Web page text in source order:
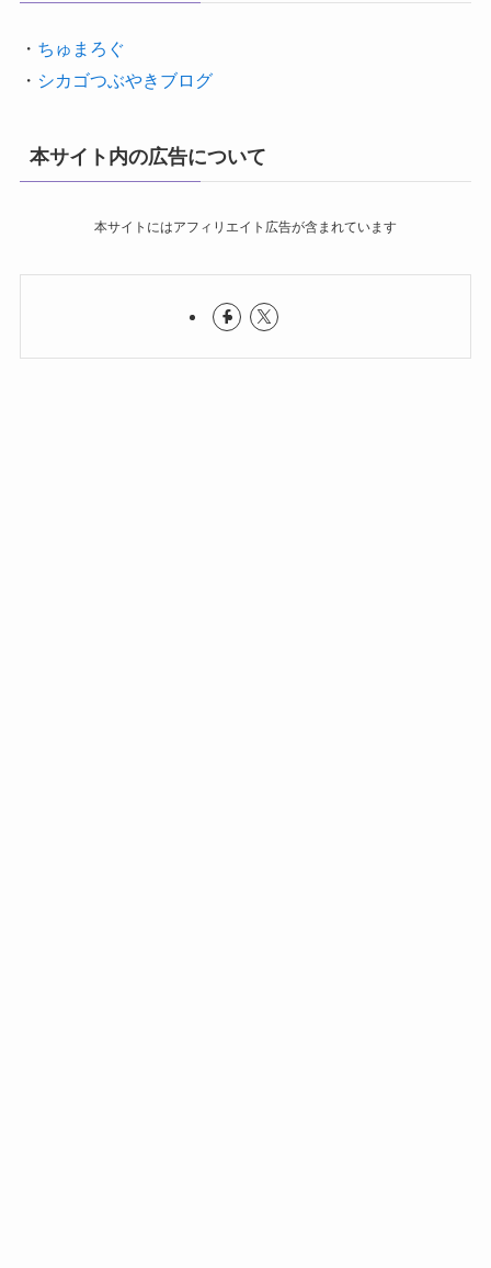
・ ちゅまろぐ
・ シカゴつぶやきブログ
本サイト内の広告について
本サイトにはアフィリエイト広告が含まれています